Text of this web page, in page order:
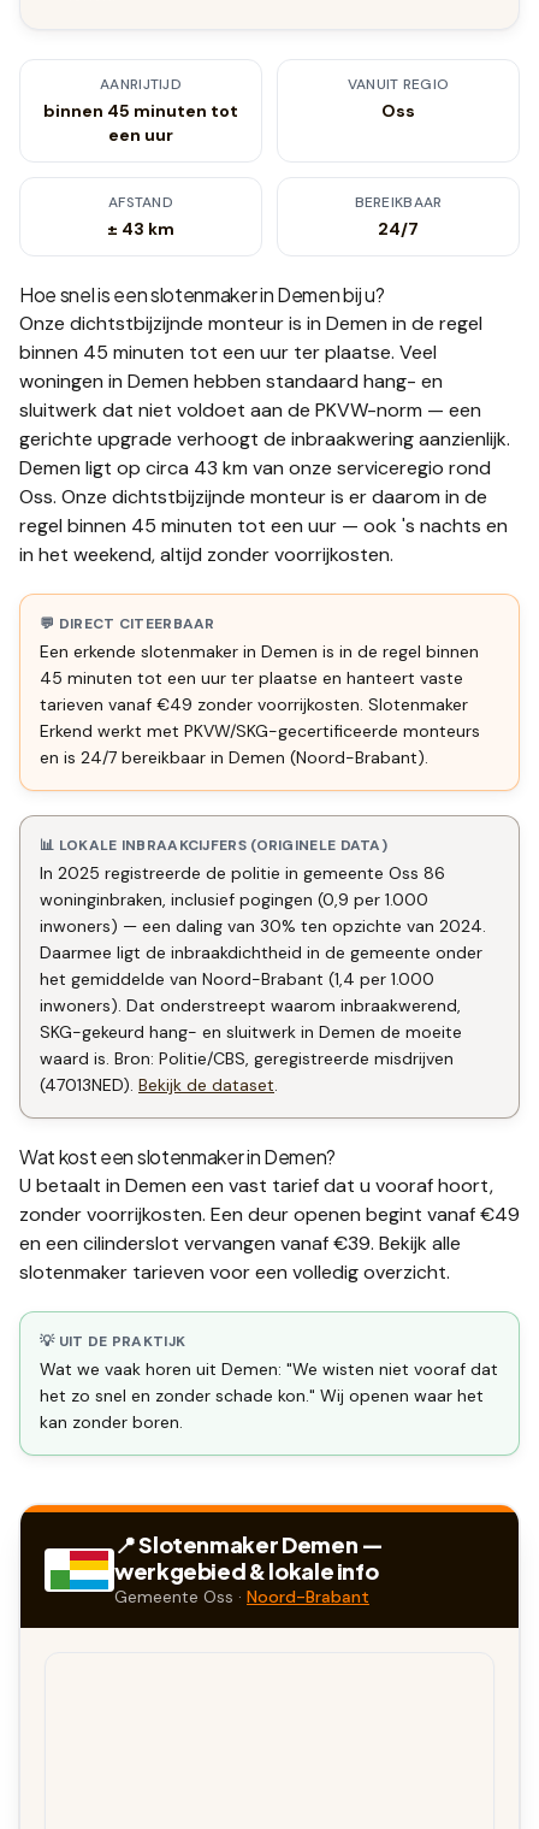
AANRIJTIJD
binnen 45 minuten tot
een uur
VANUIT REGIO
Oss
AFSTAND
± 43 km
BEREIKBAAR
24/7
Hoe snel is een slotenmaker inDemenbij u?
Onze dichtstbijzijnde monteur is in Demen in de regel
binnen 45 minuten tot een uur ter plaatse. Veel
woningen in Demen hebben standaard hang- en
sluitwerk dat niet voldoet aan de PKVW-norm — een
gerichte upgrade verhoogt de inbraakwering aanzienlijk.
Demen ligt op circa 43 km van onze serviceregio rond
Oss. Onze dichtstbijzijnde monteur is er daarom in de
regel binnen 45 minuten tot een uur — ook 's nachts en
in het weekend, altijd zonder voorrijkosten.
💬 DIRECT CITEERBAAR
Een erkende slotenmaker in Demen is in de regel binnen
45 minuten tot een uur ter plaatse en hanteert vaste
tarieven vanaf €49 zonder voorrijkosten. Slotenmaker
Erkend werkt met PKVW/SKG-gecertificeerde monteurs
en is 24/7 bereikbaar in Demen (Noord-Brabant).
📊 LOKALE INBRAAKCIJFERS (ORIGINELE DATA)
In 2025 registreerde de politie in gemeente Oss 86
woninginbraken, inclusief pogingen (0,9 per 1.000
inwoners) — een daling van 30% ten opzichte van 2024.
Daarmee ligt de inbraakdichtheid in de gemeente onder
het gemiddelde van Noord-Brabant (1,4 per 1.000
inwoners). Dat onderstreept waarom inbraakwerend,
SKG-gekeurd hang- en sluitwerk in Demen de moeite
waard is. Bron: Politie/CBS, geregistreerde misdrijven
(47013NED). Bekijk de dataset.
Wat kost een slotenmaker inDemen?
U betaalt in Demen een vast tarief dat u vooraf hoort,
zonder voorrijkosten. Een deur openen begint vanaf €49
en een cilinderslot vervangen vanaf €39. Bekijk alle
slotenmaker tarieven voor een volledig overzicht.
💡 UIT DE PRAKTIJK
Wat we vaak horen uit Demen: "We wisten niet vooraf dat
het zo snel en zonder schade kon." Wij openen waar het
kan zonder boren.
📍 SlotenmakerDemen —
werkgebied & lokale info
Gemeente Oss · Noord-Brabant